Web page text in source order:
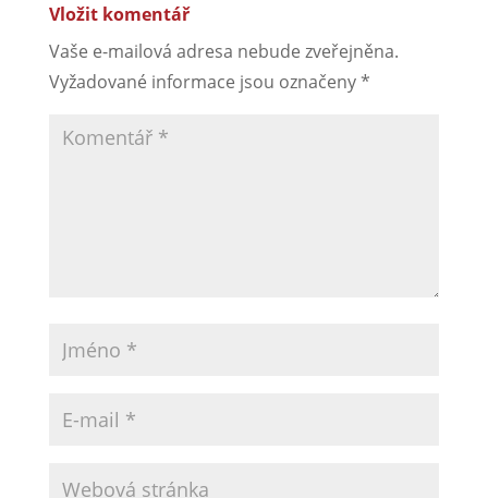
Vložit komentář
Vaše e-mailová adresa nebude zveřejněna.
Vyžadované informace jsou označeny*